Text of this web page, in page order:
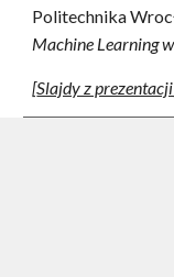
Politechnika
Machine Learning
[Slajdy z prezentacji